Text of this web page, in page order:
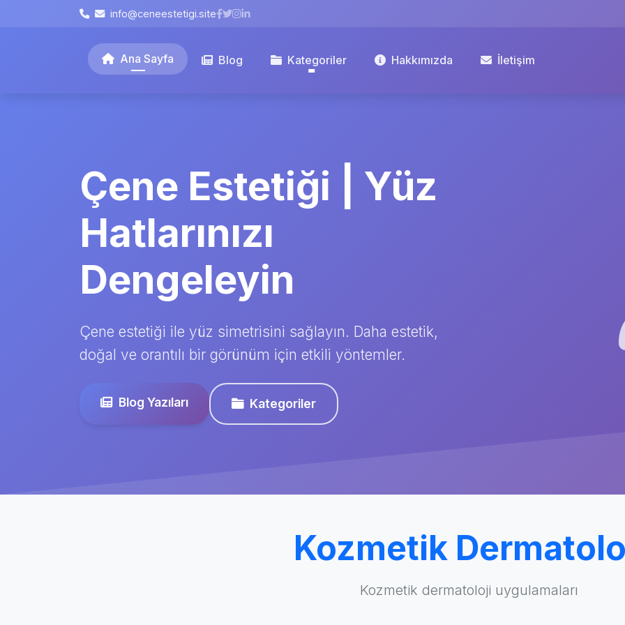
info@ceneestetigi.site
Ana Sayfa Blog Kategoriler Hakkımızda İletişim
Çene Estetiği | Yüz
Hatlarınızı
Dengeleyin
Çene estetiği ile yüz simetrisini sağlayın. Daha estetik,
doğal ve orantılı bir görünüm için etkili yöntemler.
Blog Yazıları Kategoriler
Kozmetik
Kozmetik dermatoloji uygulamaları